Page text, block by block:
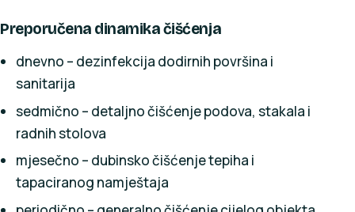
Preporučena dinamika čišćenja
dnevno – dezinfekcija dodirnih površina i
sanitarija
sedmično – detaljno čišćenje podova, stakala i
radnih stolova
mjesečno – dubinsko čišćenje tepiha i
tapaciranog namještaja